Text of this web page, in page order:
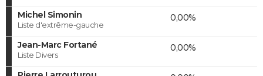
Michel Simonin
Liste d'extrême-gauche
0,00%
Jean-Marc Fortané
Liste Divers
0,00%